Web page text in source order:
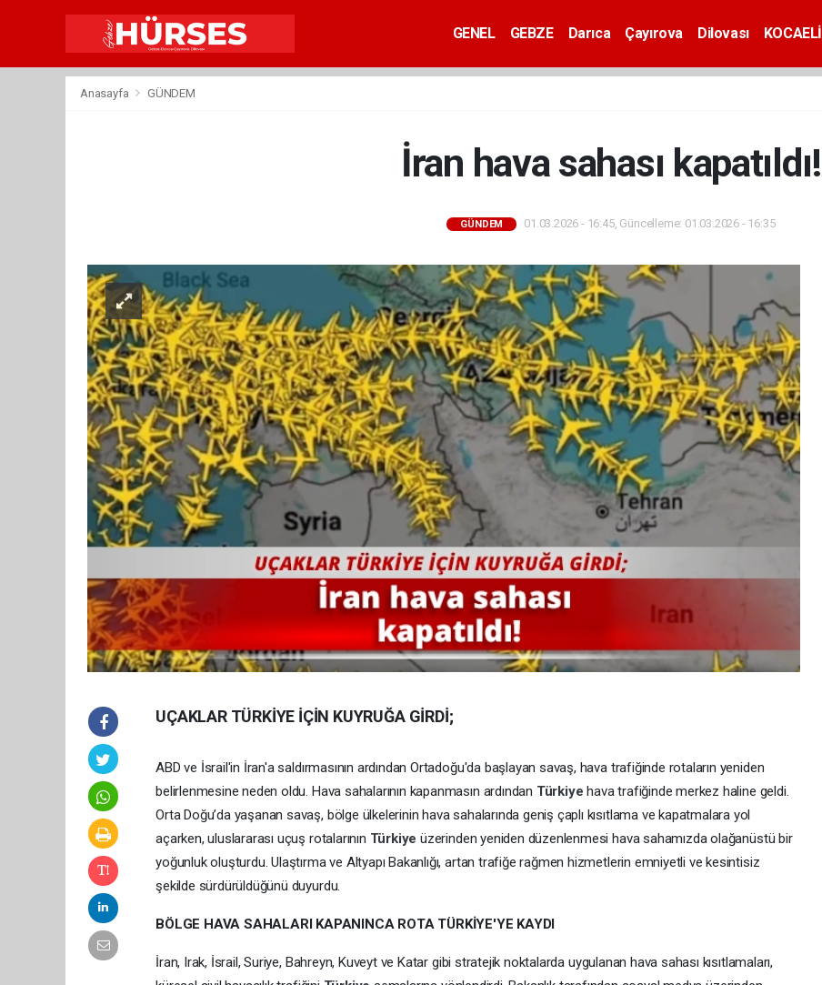
GENEL GEBZE Darıca Çayırova Dilovası KOCAELİ
Anasayfa GÜNDEM
İran hava sahası kapatıldı!
GÜNDEM 01.03.2026 - 16:45, Güncelleme: 01.03.2026 - 16:35
UÇAKLAR TÜRKİYE İÇİN KUYRUĞA GİRDİ;
ABD ve İsrail'in İran'a saldırmasının ardından Ortadoğu'da başlayan savaş, hava trafiğinde rotaların yeniden
belirlenmesine neden oldu. Hava sahalarının kapanmasın ardından Türkiyehava trafiğinde merkez haline geldi.
Orta Doğu’da yaşanan savaş, bölge ülkelerinin hava sahalarında geniş çaplı kısıtlama ve kapatmalara yol
açarken, uluslararası uçuş rotalarının Türkiyeüzerinden yeniden düzenlenmesi hava sahamızda olağanüstü bir
yoğunluk oluşturdu. Ulaştırma ve Altyapı Bakanlığı, artan trafiğe rağmen hizmetlerin emniyetli ve kesintisiz
şekilde sürdürüldüğünü duyurdu.
BÖLGE HAVA SAHALARI KAPANINCA ROTA TÜRKİYE'YE KAYDI
İran, Irak, İsrail, Suriye, Bahreyn, Kuveyt ve Katar gibi stratejik noktalarda uygulanan hava sahası kısıtlamaları,